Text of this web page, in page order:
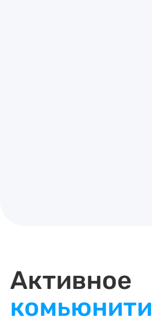
Активное
комьюнити